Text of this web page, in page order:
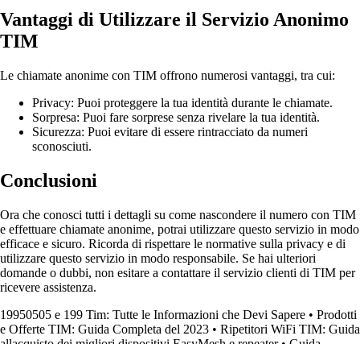
Vantaggi di Utilizzare il Servizio Anonimo
TIM
Le chiamate anonime con TIM offrono numerosi vantaggi, tra cui:
Privacy: Puoi proteggere la tua identità durante le chiamate.
Sorpresa: Puoi fare sorprese senza rivelare la tua identità.
Sicurezza: Puoi evitare di essere rintracciato da numeri
sconosciuti.
Conclusioni
Ora che conosci tutti i dettagli su come nascondere il numero con TIM
e effettuare chiamate anonime, potrai utilizzare questo servizio in modo
efficace e sicuro. Ricorda di rispettare le normative sulla privacy e di
utilizzare questo servizio in modo responsabile. Se hai ulteriori
domande o dubbi, non esitare a contattare il servizio clienti di TIM per
ricevere assistenza.
19950505 e 199 Tim: Tutte le Informazioni che Devi Sapere • Prodotti
e Offerte TIM: Guida Completa del 2023 • Ripetitori WiFi TIM: Guida